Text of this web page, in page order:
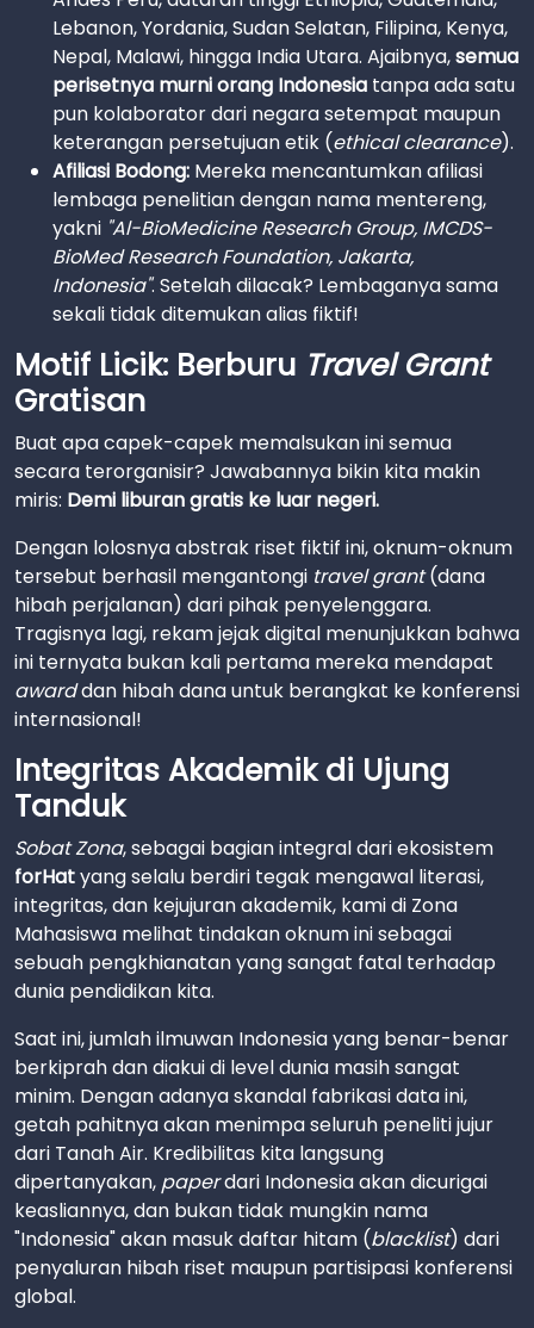
Lebanon, Yordania, Sudan Selatan, Filipina, Kenya,
Nepal, Malawi, hingga India Utara. Ajaibnya,semua
perisetnya murni orang Indonesia tanpa ada satu
pun kolaborator dari negara setempat maupun
keterangan persetujuan etik (ethical clearance).
Afiliasi Bodong: Mereka mencantumkan afiliasi
lembaga penelitian dengan nama mentereng,
yakni "Al-BioMedicine Research Group, IMCDS-
BioMed Research Foundation, Jakarta,
Indonesia". Setelah dilacak? Lembaganya sama
sekali tidak ditemukan alias fiktif!
Motif Licik: Berburu Travel Grant
Gratisan
Buat apa capek-capek memalsukan ini semua
secara terorganisir? Jawabannya bikin kita makin
miris: Demi liburan gratis ke luar negeri.
Dengan lolosnya abstrak riset fiktif ini, oknum-oknum
tersebut berhasil mengantongi travel grant(dana
hibah perjalanan) dari pihak penyelenggara.
Tragisnya lagi, rekam jejak digital menunjukkan bahwa
ini ternyata bukan kali pertama mereka mendapat
awarddan hibah dana untuk berangkat ke konferensi
internasional!
Integritas Akademik di Ujung
Tanduk
Sobat Zona, sebagai bagian integral dari ekosistem
forHatyang selalu berdiri tegak mengawal literasi,
integritas, dan kejujuran akademik, kami di Zona
Mahasiswa melihat tindakan oknum ini sebagai
sebuah pengkhianatan yang sangat fatal terhadap
dunia pendidikan kita.
Saat ini, jumlah ilmuwan Indonesia yang benar-benar
berkiprah dan diakui di level dunia masih sangat
minim. Dengan adanya skandal fabrikasi data ini,
getah pahitnya akan menimpa seluruh peneliti jujur
dari Tanah Air. Kredibilitas kita langsung
dipertanyakan, paperdari Indonesia akan dicurigai
keasliannya, dan bukan tidak mungkin nama
"Indonesia" akan masuk daftar hitam (blacklist) dari
penyaluran hibah riset maupun partisipasi konferensi
global.